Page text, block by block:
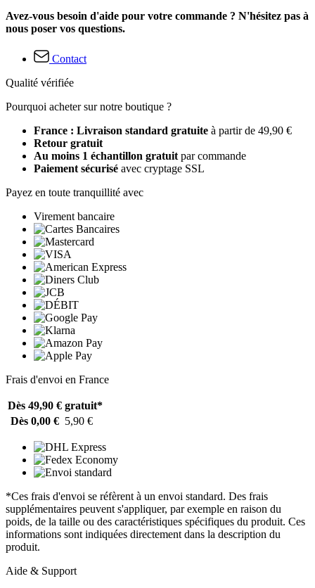
Avez-vous besoin d'aide pour votre commande ? N'hésitez pas à
nous poser vos questions.
Contact
Qualité vérifiée
Pourquoi acheter sur notre boutique ?
France : Livraison standard gratuite à partir de 49,90 €
Retour gratuit
Au moins 1 échantillon gratuitpar commande
Paiement sécurisé avec cryptage SSL
Payez en toute tranquillité avec
Virement bancaire
Frais d'envoi en France
Dès 49,90 € gratuit*
Dès 0,00 € 5,90 €
*Ces frais d'envoi se réfèrent à un envoi standard. Des frais
supplémentaires peuvent s'appliquer, par exemple en raison du
poids, de la taille ou des caractéristiques spécifiques du produit. Ces
informations sont indiquées directement dans la description du
produit.
Aide & Support